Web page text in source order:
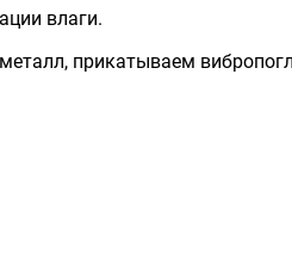
влаги.
прикатываем